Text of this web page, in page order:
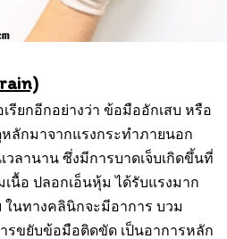
ยกอีกอย่างว่า ข้อมืออักเสบ หรือ
ลักมาจากแรงกระทำภายนอก
วลานาน ซึ่งมีการบาดเจ็บเกิดขึ้นที่
นื้อ ปลอกเอ็นหุ้ม ได้รับแรงมาก
ในทางคลินิกจะมีอาการ บวม
ขยับข้อมือติดขัด เป็นอาการหลัก